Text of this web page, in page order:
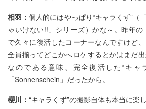
相羽：個人的にはやっぱり“キャラくず”（
ゃいけない!!」シリーズ）かな～。昨年の
で久々に復活したコーナーなんですけど、
全員揃ってどこかへロケするとかはまだ出
なのである意味、完全復活した“キャ
「Sonnenschein」だったから。
櫻川：“キャラくず”の撮影自体も本当に楽